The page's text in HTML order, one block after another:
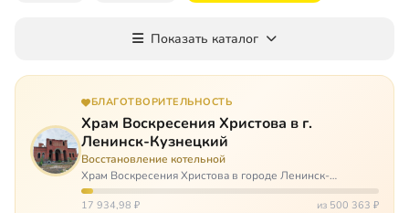
Показать каталог
БЛАГОТВОРИТЕЛЬНОСТЬ
Храм Воскресения Христова в г.
Ленинск-Кузнецкий
Восстановление котельной
Храм Воскресения Христова в городе Ленинск-
Кузнецкий в Кемеровской области – совсем новый, он
открылся всего 20 назад. И сейчас храм может вообще
17 934,98 ₽ из 500 363 ₽